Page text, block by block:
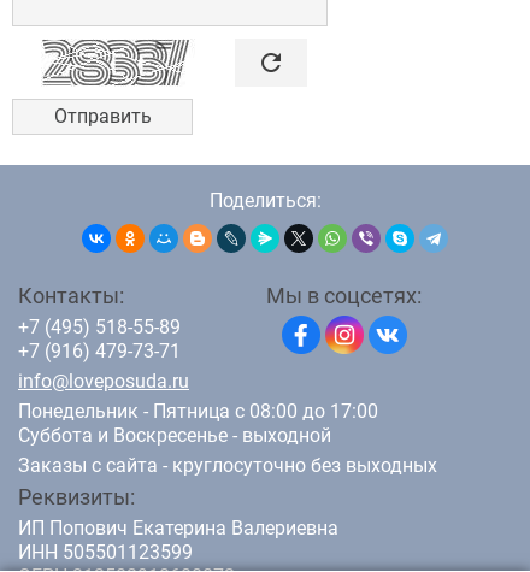
 refresh
Поделиться:
Контакты:
+7 (495) 518-55-89
+7 (916) 479-73-71
info@loveposuda.ru
Понедельник - Пятница с 08:00 до 17:00
Суббота и Воскресенье - выходной
Заказы с сайта - круглосуточно без выходных
Реквизиты:
ИП Попович Екатерина Валериевна
ИНН 505501123599
Мы в соцсетях: